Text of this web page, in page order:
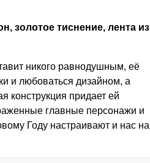
золотое тиснение, лента из
никого равнодушным, её
и любоваться дизайном, а
конструкция придает ей
главные персонажи и
Году настраивают и нас на